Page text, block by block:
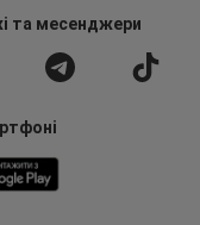
та месенджери